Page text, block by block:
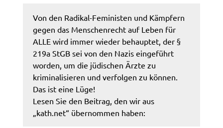
Von den Radikal-Feministen und Kämpfern
gegen das Menschenrecht auf Leben für
ALLE wird immer wieder behauptet, der §
219a StGB sei von den Nazis eingeführt
worden, um die jüdischen Ärzte zu
kriminalisieren und verfolgen zu können.
Das ist eine Lüge!
Lesen Sie den Beitrag, den wir aus
„kath.net“ übernommen haben: